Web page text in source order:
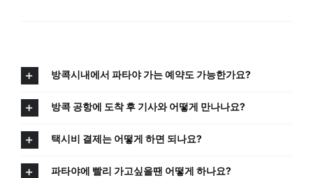
방콕시내에서 파타야 가는 예약도 가능한가요?
방콕 공항에 도착 후 기사와 어떻게 만나나요?
택시비 결제는 어떻게 하면 되나요?
파타야에 빨리 가고싶을땐 어떻게 하나요?